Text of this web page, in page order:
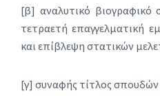
[β] αναλυτικό βιογραφικό
τετραετή επαγγελματική
και επίβλεψη στατικών
[γ] συναφής τίτλος